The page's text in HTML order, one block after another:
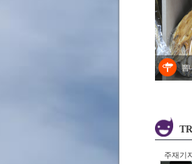
뽐
주재기